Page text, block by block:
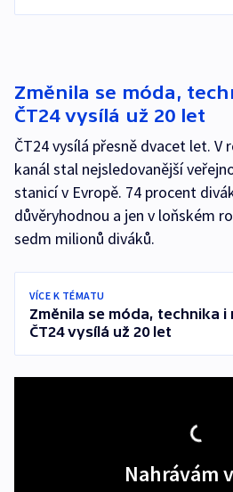
Změnila se móda,
ČT24 vysílá už 20 let
ČT24 vysílá přesně dvacet let. V
kanál stal nejsledovanější
stanicí v Evropě. 74 procent
důvěryhodnou a jen v loňském
sedm milionů diváků.
VÍCE K TÉMATU
Změnila se móda, technika i
ČT24 vysílá už 20 let
Nahrávám